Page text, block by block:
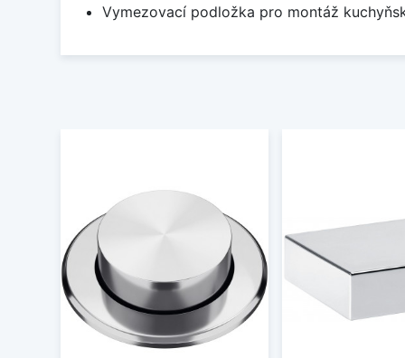
Vymezovací podložka pro montáž